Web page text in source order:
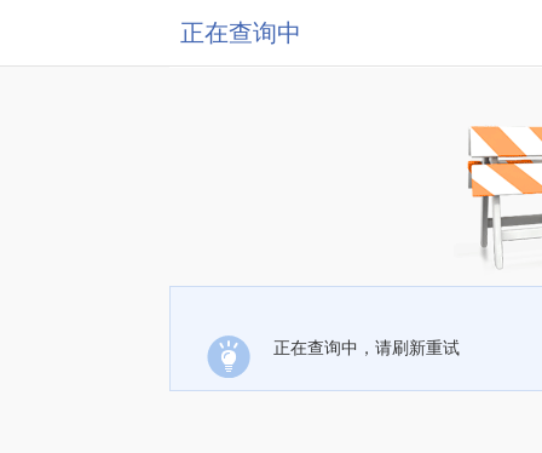
正在查询中
正在查询中，请刷新重试